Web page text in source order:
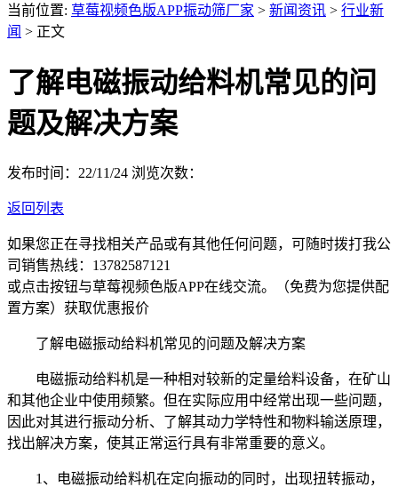
当前位置: 草莓视频色版APP振动筛厂家 > 新闻资讯 > 行业新
闻 > 正文
了解电磁振动给料机常见的问
题及解决方案
发布时间：22/11/24 浏览次数：
返回列表
如果您正在寻找相关产品或有其他任何问题，可随时拨打我公
司销售热线： 13782587121
或点击按钮与草莓视频色版APP在线交流。（免费为您提供配
置方案） 获取优惠报价
了解电磁振动给料机常见的问题及解决方案
电磁振动给料机是一种相对较新的定量给料设备，在矿山
和其他企业中使用频繁。但在实际应用中经常出现一些问题，
因此对其进行振动分析、了解其动力学特性和物料输送原理，
找出解决方案，使其正常运行具有非常重要的意义。
1、电磁振动给料机在定向振动的同时，出现扭转振动，